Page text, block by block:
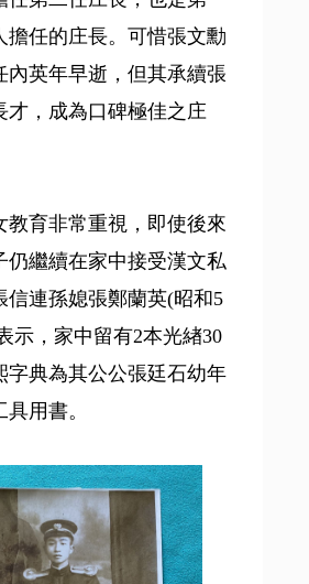
擔任的庄長。可惜張文勳
內英年早逝，但其承續張
才，成為口碑極佳之庄
教育非常重視，即使後來
仍繼續在家中接受漢文私
信連孫媳張鄭蘭英(昭和5
示，家中留有2本光緖30
字典為其公公張廷石幼年
用書。